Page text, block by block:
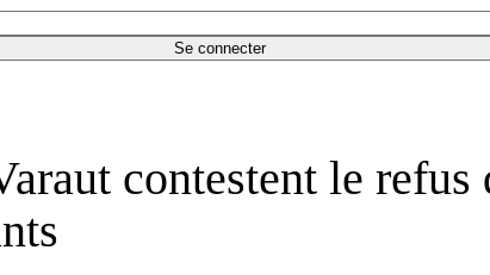
Se connecter
contestent le refus